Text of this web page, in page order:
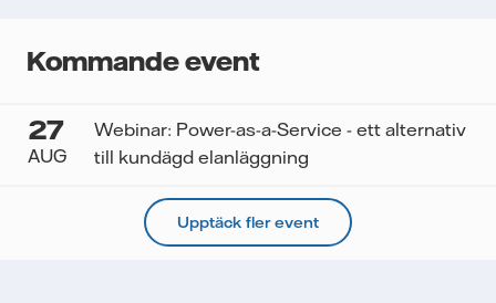
Kommande event
27
AUG
Webinar: Power-as-a-Service - ett alternativ
till kundägd elanläggning
Upptäck fler event